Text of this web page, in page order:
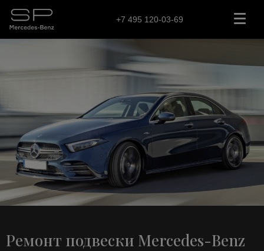
+7 495 120-03-69
Ремонт подвески Mercedes-Benz